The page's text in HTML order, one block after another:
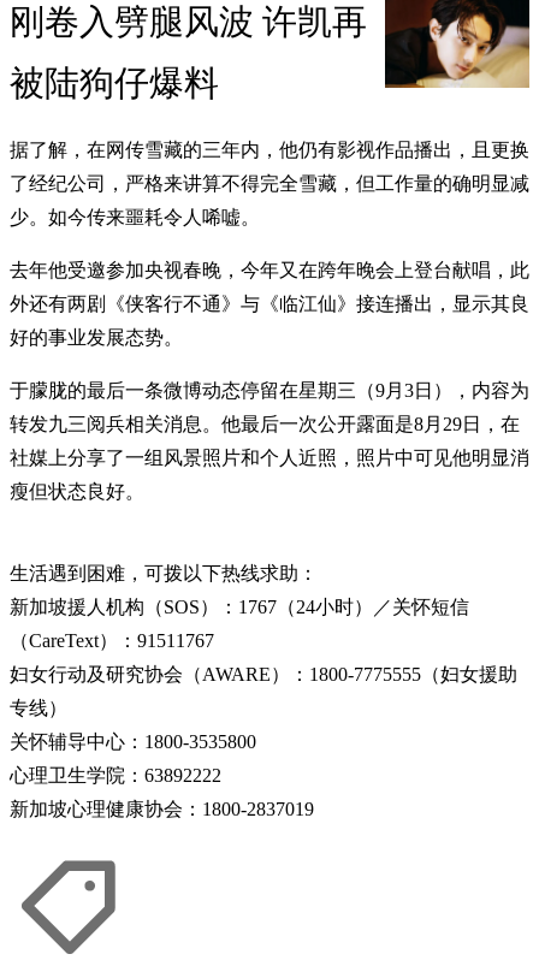
刚卷入劈腿风波 许凯再
被陆狗仔爆料
据了解，在网传雪藏的三年内，他仍有影视作品播出，且更换
了经纪公司，严格来讲算不得完全雪藏，但工作量的确明显减
少。如今传来噩耗令人唏嘘。
去年他受邀参加央视春晚，今年又在跨年晚会上登台献唱，此
外还有两剧《侠客行不通》与《临江仙》接连播出，显示其良
好的事业发展态势。
于朦胧的最后一条微博动态停留在星期三（9月3日），内容为
转发九三阅兵相关消息。他最后一次公开露面是8月29日，在
社媒上分享了一组风景照片和个人近照，照片中可见他明显消
瘦但状态良好。
生活遇到困难，可拨以下热线求助：
新加坡援人机构（SOS）：1767（24小时）／关怀短信
（CareText）：91511767
妇女行动及研究协会（AWARE）：1800-7775555（妇女援助
专线）
关怀辅导中心：1800-3535800
心理卫生学院：63892222
新加坡心理健康协会：1800-2837019